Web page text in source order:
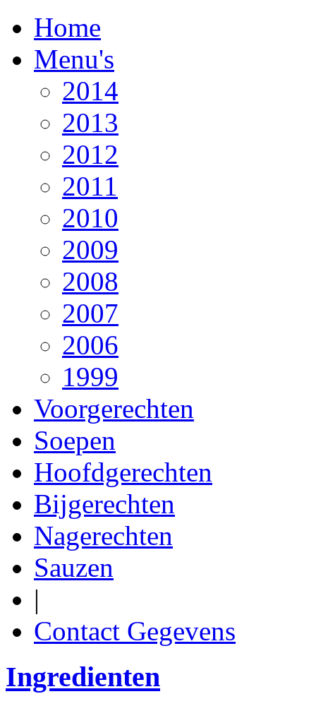
Home
Menu's
2014
2013
2012
2011
2010
2009
2008
2007
2006
1999
Voorgerechten
Soepen
Hoofdgerechten
Bijgerechten
Nagerechten
Sauzen
|
Contact Gegevens
Ingredienten